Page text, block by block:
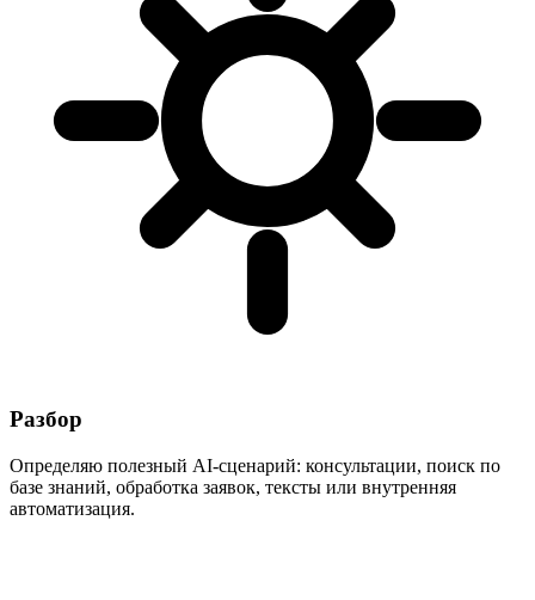
Разбор
Определяю полезный AI-сценарий: консультации, поиск по
базе знаний, обработка заявок, тексты или внутренняя
автоматизация.